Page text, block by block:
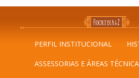
PERFIL INSTITUCIONAL
ASSESSORIAS E ÁREAS